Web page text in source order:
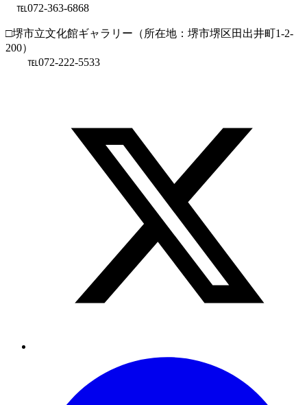
℡072-363-6868
□堺市立文化館ギャラリー（所在地：堺市堺区田出井町1-2-
200）
℡072-222-5533